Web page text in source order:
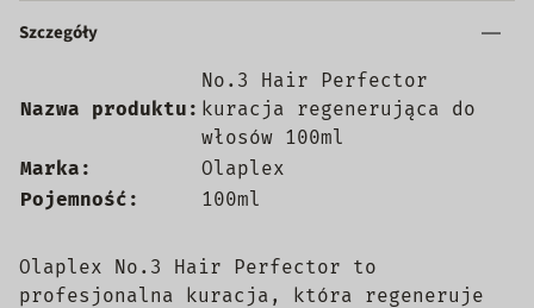
Szczegóły
Nazwa produktu:
No.3 Hair Perfector
kuracja regenerująca do
włosów 100ml
Marka:
Olaplex
Pojemność:
100ml
Olaplex
No.3 Hair Perfector to
profesjonalna kuracja, która regeneruje